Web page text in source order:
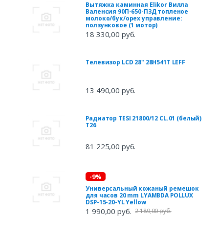
Вытяжка каминная Elikor Вилла
Валенсия 90П-650-П3Д топленое
молоко/бук/орех управление:
ползунковое (1 мотор)
18 330,00 руб.
Телевизор LCD 28" 28H541T LEFF
13 490,00 руб.
Радиатор TESI 21800/12 CL.01 (белый)
Т26
81 225,00 руб.
-9%
Универсальный кожаный ремешок
для часов 20 mm LYAMBDA POLLUX
DSP-15-20-YL Yellow
1 990,00 руб. 2 189,00 руб.